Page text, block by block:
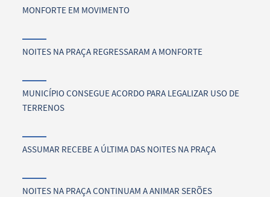
MONFORTE EM MOVIMENTO
NOITES NA PRAÇA REGRESSARAM A MONFORTE
MUNICÍPIO CONSEGUE ACORDO PARA LEGALIZAR USO DE
TERRENOS
ASSUMAR RECEBE A ÚLTIMA DAS NOITES NA PRAÇA
NOITES NA PRAÇA CONTINUAM A ANIMAR SERÕES